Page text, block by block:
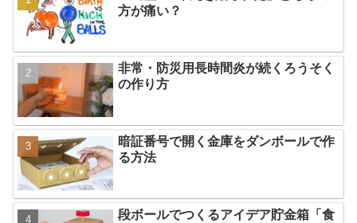
方が痛い？
非常・防災用長時間炎が続くろうそく
の作り方
暗証番号で開く金庫をダンボールで作
る方法
段ボールでつくるアイデア貯金箱「食